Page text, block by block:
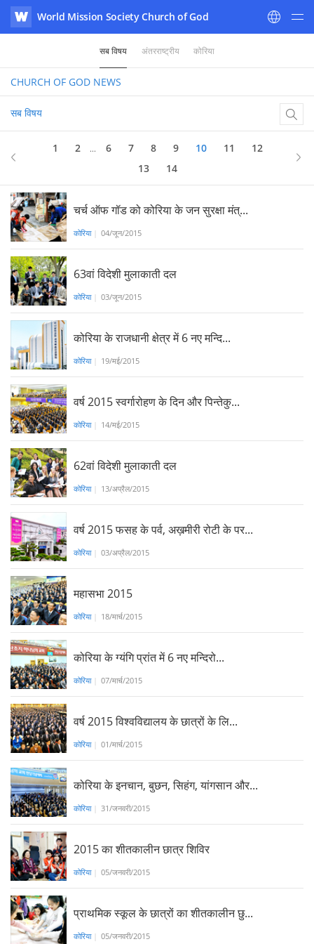
WATV
World Mission Society Church of God
सब विषय अंतरराष्ट्रीय कोरिया
CHURCH OF GOD NEWS
सब विषय
1 2 ... 6 7 8 9 10 11
12
13
14
चर्च ऑफ गॉड को कोरिया के जन सुरक्षा मंत्...
कोरिया 04/जून/2015
63वां विदेशी मुलाकाती दल
कोरिया 03/जून/2015
कोरिया के राजधानी क्षेत्र में 6 नए मन्दि...
कोरिया 19/मई/2015
वर्ष 2015 स्वर्गारोहण के दिन और पिन्तेकु...
कोरिया 14/मई/2015
62वां विदेशी मुलाकाती दल
कोरिया 13/अप्रैल/2015
वर्ष 2015 फसह के पर्व, अख़मीरी रोटी के पर...
कोरिया 03/अप्रैल/2015
महासभा 2015
कोरिया 18/मार्च/2015
कोरिया के ग्यंगि प्रांत में 6 नए मन्दिरो...
कोरिया 07/मार्च/2015
वर्ष 2015 विश्वविद्यालय के छात्रों के लि...
कोरिया 01/मार्च/2015
कोरिया के इनचान, बुछन, सिहंग, यांगसान और...
कोरिया 31/जनवरी/2015
2015 का शीतकालीन छात्र शिविर
कोरिया 05/जनवरी/2015
प्राथमिक स्कूल के छात्रों का शीतकालीन छु...
कोरिया 05/जनवरी/2015